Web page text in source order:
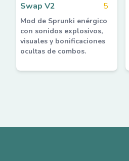
Swap V2
5
Mod de Sprunki enérgico
con sonidos explosivos,
visuales y bonificaciones
ocultas de combos.